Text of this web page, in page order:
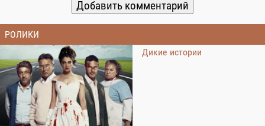
РОЛИКИ
Дикие истории